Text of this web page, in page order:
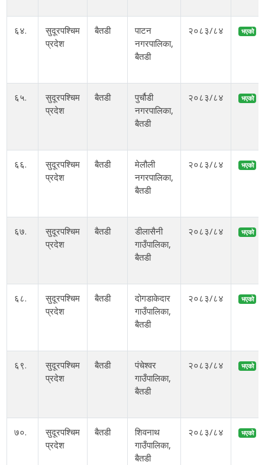
६४.
सुदूरपश्चिम
प्रदेश
बैतडी
पाटन
नगरपालिका,
बैतडी
२०८३/८४ भएको
६५.
सुदूरपश्चिम
प्रदेश
बैतडी
पुर्चौडी
नगरपालिका,
बैतडी
२०८३/८४ भएको
६६.
सुदूरपश्चिम
प्रदेश
बैतडी
मेलौली
नगरपालिका,
बैतडी
२०८३/८४ भएको
६७.
सुदूरपश्चिम
प्रदेश
बैतडी
डीलासैनी
गाउँपालिका,
बैतडी
२०८३/८४ भएको
६८.
सुदूरपश्चिम
प्रदेश
बैतडी
दोगडाकेदार
गाउँपालिका,
बैतडी
२०८३/८४ भएको
६९.
सुदूरपश्चिम
प्रदेश
बैतडी
पंचेश्वर
गाउँपालिका,
बैतडी
२०८३/८४ भएको
७०.
सुदूरपश्चिम
प्रदेश
बैतडी
शिवनाथ
गाउँपालिका,
बैतडी
२०८३/८४ भएको